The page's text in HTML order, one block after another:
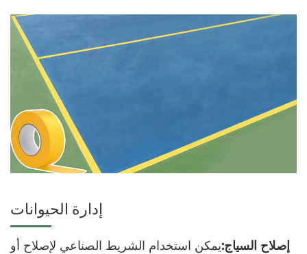
إدارة الحيوانات
إصلاح السياج:يمكن استخدام الشريط الصناعي لإصلاح أو